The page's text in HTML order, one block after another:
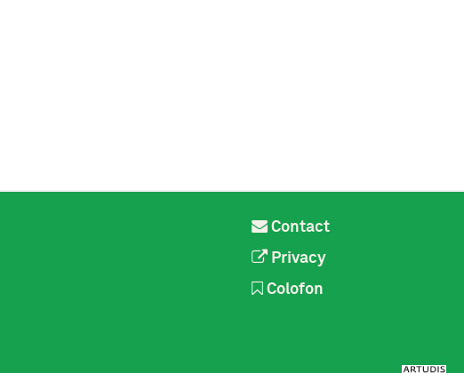
Contact
Privacy
Colofon